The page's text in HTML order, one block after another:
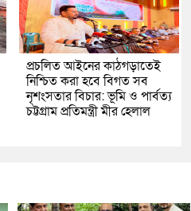
প্রচলিত আইনের কাঠগড়াতেই
নিশ্চিত করা হবে বিগত সব
নৃশংসতার বিচার: ভূমি ও পার্বত্য
চট্টগ্রাম প্রতিমন্ত্রী মীর হেলাল